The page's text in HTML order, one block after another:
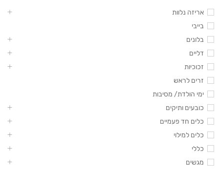
אריזה נלוות
בייבי
בלונים
דליים
זכוכיות
זרים לראש
ימי הולדת/ מסיבות
כובעים ותיקים
כלים חד פעמיים
כלים למילוי
כללי
מגשים